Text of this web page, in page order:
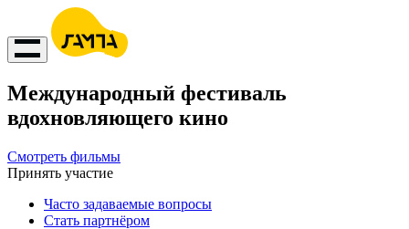
Международный фестиваль
вдохновляющего кино
Смотреть фильмы
Принять участие
Часто задаваемые вопросы
Стать партнёром